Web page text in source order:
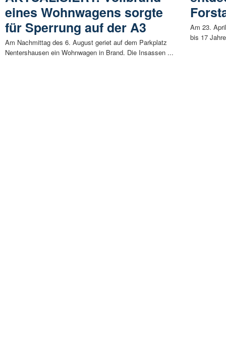
eines Wohnwagens sorgte
für Sperrung auf der A3
Am Nachmittag des 6. August geriet auf dem Parkplatz
Nentershausen ein Wohnwagen in Brand. Die Insassen ...
Am 23.
bis 17